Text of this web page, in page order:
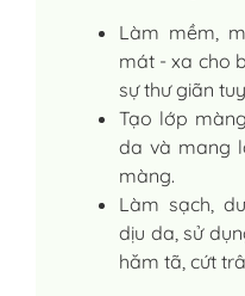
Làm mềm,
mát - xa cho
sự thư giãn
Tạo lớp
da và mang
màng.
Làm sạch,
dịu da, sử
hăm tã, cứt